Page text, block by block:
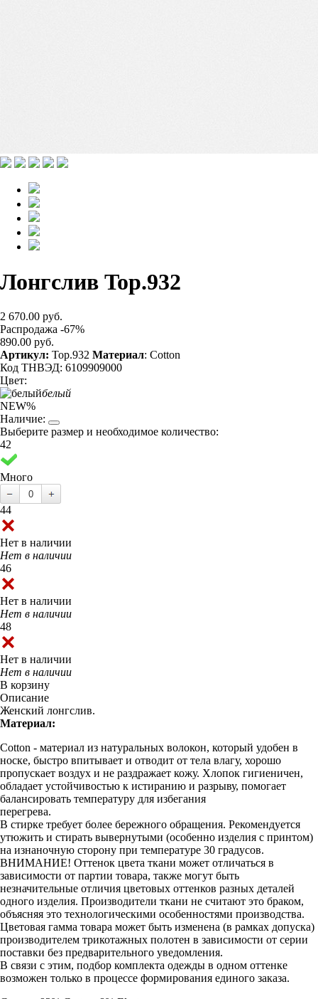
Лонгслив Top.932
2 670.00 руб.
Распродажа -67%
890.00 руб.
Артикул: Top.932 Материал: Cotton
Код ТНВЭД: 6109909000
Цвет:
белый
NEW%
Наличие:
Выберите размер и необходимое количество:
42
Много
44
Нет в наличии
Нет в наличии
46
Нет в наличии
Нет в наличии
48
Нет в наличии
Нет в наличии
В корзину
Описание
Женский лонгслив.
Материал:
Cotton - материал из натуральных волокон, который удобен в
носке, быстро впитывает и отводит от тела влагу, хорошо
пропускает воздух и не раздражает кожу. Хлопок гигиеничен,
обладает устойчивостью к истиранию и разрыву, помогает
балансировать температуру для избегания
перегрева.
В стирке требует более бережного обращения. Рекомендуется
утюжить и стирать вывернутыми (особенно изделия с принтом)
на изнаночную сторону при температуре 30 градусов.
ВНИМАНИЕ! Оттенок цвета ткани может отличаться в
зависимости от партии товара, также могут быть
незначительные отличия цветовых оттенков разных деталей
одного изделия. Производители ткани не считают это браком,
объясняя это технологическими особенностями производства.
Цветовая гамма товара может быть изменена (в рамках допуска)
производителем трикотажных полотен в зависимости от серии
поставки без предварительного уведомления.
В связи с этим, подбор комплекта одежды в одном оттенке
возможен только в процессе формирования единого заказа.